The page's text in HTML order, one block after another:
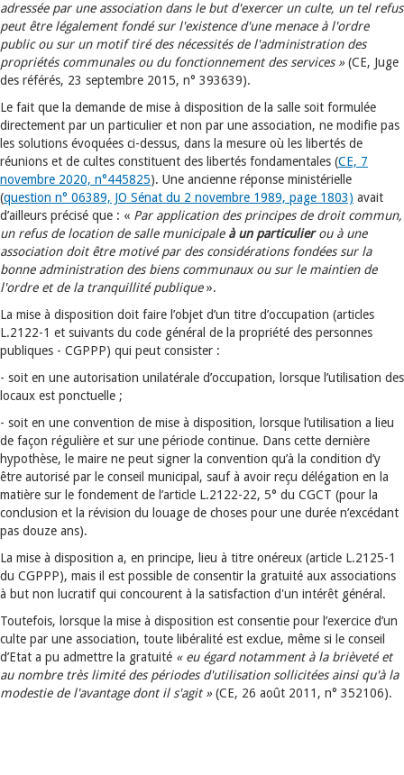
adressée par une association dans le but d'exercer un culte, un tel refus
peut être légalement fondé sur l'existence d'une menace à l'ordre
public ou sur un motif tiré des nécessités de l'administration des
propriétés communales ou du fonctionnement des services » (CE, Juge
des référés, 23 septembre 2015, n° 393639).
Le fait que la demande de mise à disposition de la salle soit formulée
directement par un particulier et non par une association, ne modifie pas
les solutions évoquées ci-dessus, dans la mesure où les libertés de
réunions et de cultes constituent des libertés fondamentales (CE, 7
novembre 2020, n°445825). Une ancienne réponse ministérielle
(question n° 06389, JO Sénat du 2 novembre 1989, page 1803) avait
d’ailleurs précisé que : « Par application des principes de droit commun,
un refus de location de salle municipale à un particulierou à une
association doit être motivé par des considérations fondées sur la
bonne administration des biens communaux ou sur le maintien de
l'ordre et de la tranquillité publique».
La mise à disposition doit faire l’objet d’un titre d’occupation (articles
L.2122-1 et suivants du code général de la propriété des personnes
publiques - CGPPP) qui peut consister :
- soit en une autorisation unilatérale d’occupation, lorsque l’utilisation des
locaux est ponctuelle ;
- soit en une convention de mise à disposition, lorsque l’utilisation a lieu
de façon régulière et sur une période continue. Dans cette dernière
hypothèse, le maire ne peut signer la convention qu’à la condition d’y
être autorisé par le conseil municipal, sauf à avoir reçu délégation en la
matière sur le fondement de l’article L.2122-22, 5° du CGCT (pour la
conclusion et la révision du louage de choses pour une durée n’excédant
pas douze ans).
La mise à disposition a, en principe, lieu à titre onéreux (article L.2125-1
du CGPPP), mais il est possible de consentir la gratuité aux associations
à but non lucratif qui concourent à la satisfaction d'un intérêt général.
Toutefois, lorsque la mise à disposition est consentie pour l’exercice d’un
culte par une association, toute libéralité est exclue, même si le conseil
d’Etat a pu admettre la gratuité « eu égard notamment à la brièveté et
au nombre très limité des périodesd'utilisation sollicitées ainsi qu'à la
modestie de l'avantage dont il s'agit » (CE, 26 août 2011, n° 352106).